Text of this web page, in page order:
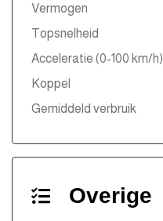
Vermogen
Topsnelheid
Acceleratie (0-100 km/h)
Koppel
Gemiddeld verbruik
Overige